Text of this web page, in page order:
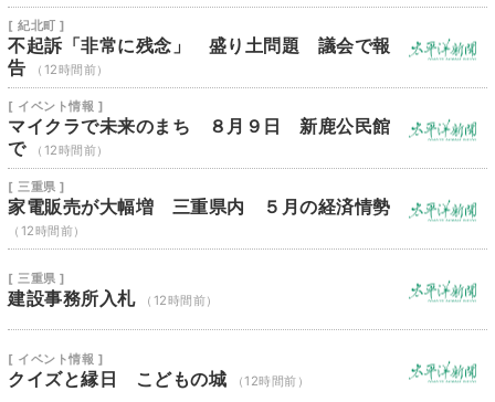
[ 紀北町 ]
不起訴「非常に残念」 盛り土問題 議会で報
告
（12時間前）
[ イベント情報 ]
マイクラで未来のまち ８月９日 新鹿公民館
で
（12時間前）
[ 三重県 ]
家電販売が大幅増 三重県内 ５月の経済情勢
（12時間前）
[ 三重県 ]
建設事務所入札 （12時間前）
[ イベント情報 ]
クイズと縁日 こどもの城 （12時間前）